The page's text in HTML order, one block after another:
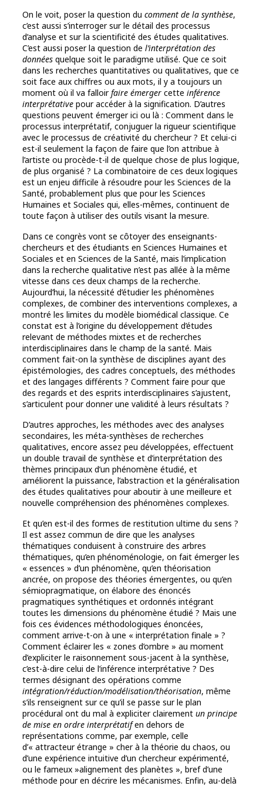
On le voit, poser la question du comment de la synthèse,
c’est aussi s’interroger sur le détail des processus
d’analyse et sur la scientificité des études qualitatives.
C’est aussi poser la question de l’interprétation des
données quelque soit le paradigme utilisé. Que ce soit
dans les recherches quantitatives ou qualitatives, que ce
soit face aux chiffres ou aux mots, il y a toujours un
moment où il va falloirfaire émerger cette inférence
interprétative pour accéder à la signification. D’autres
questions peuvent émerger ici ou là : Comment dans le
processus interprétatif, conjuguer la rigueur scientifique
avec le processus de créativité du chercheur ? Et celui-ci
est-il seulement la façon de faire que l’on attribue à
l’artiste ou procède-t-il de quelque chose de plus logique,
de plus organisé ? La combinatoire de ces deux logiques
est un enjeu difficile à résoudre pour les Sciences de la
Santé, probablement plus que pour les Sciences
Humaines et Sociales qui, elles-mêmes, continuent de
toute façon à utiliser des outils visant la mesure.
Dans ce congrès vont se côtoyer des enseignants-
chercheurs et des étudiants en Sciences Humaines et
Sociales et en Sciences de la Santé, mais l’implication
dans la recherche qualitative n’est pas allée à la même
vitesse dans ces deux champs de la recherche.
Aujourd’hui, la nécessité d’étudier les phénomènes
complexes, de combiner des interventions complexes, a
montré les limites du modèle biomédical classique. Ce
constat est à l’origine du développement d’études
relevant de méthodes mixtes et de recherches
interdisciplinaires dans le champ de la santé. Mais
comment fait-on la synthèse de disciplines ayant des
épistémologies, des cadres conceptuels, des méthodes
et des langages différents ? Comment faire pour que
des regards et des esprits interdisciplinaires s’ajustent,
s’articulent pour donner une validité à leurs résultats ?
D’autres approches, les méthodes avec des analyses
secondaires, les méta-synthèses de recherches
qualitatives, encore assez peu développées, effectuent
un double travail de synthèse et d’interprétation des
thèmes principaux d’un phénomène étudié, et
améliorent la puissance, l’abstraction et la généralisation
des études qualitatives pour aboutir à une meilleure et
nouvelle compréhension des phénomènes complexes.
Et qu’en est-il des formes de restitution ultime du sens ?
Il est assez commun de dire que les analyses
thématiques conduisent à construire des arbres
thématiques, qu’en phénoménologie, on fait émerger les
« essences » d’un phénomène, qu’en théorisation
ancrée, on propose des théories émergentes, ou qu’en
sémiopragmatique, on élabore des énoncés
pragmatiques synthétiques et ordonnés intégrant
toutes les dimensions du phénomène étudié ? Mais une
fois ces évidences méthodologiques énoncées,
comment arrive-t-on à une « interprétation finale » ?
Comment éclairer les « zones d’ombre » au moment
d’expliciter le raisonnement sous-jacent à la synthèse,
c’est-à-dire celui de l’inférence interprétative ? Des
termes désignant des opérations comme
intégration/réduction/modélisation/théorisation, même
s’ils renseignent sur ce qu’il se passe sur le plan
procédural ont du mal à expliciter clairement un principe
de mise en ordre interprétatifen dehors de
représentations comme, par exemple, celle
d’« attracteur étrange » cher à la théorie du chaos, ou
d’une expérience intuitive d’un chercheur expérimenté,
ou le fameux »alignement des planètes », bref d’une
méthode pour en décrire les mécanismes. Enfin, au-delà